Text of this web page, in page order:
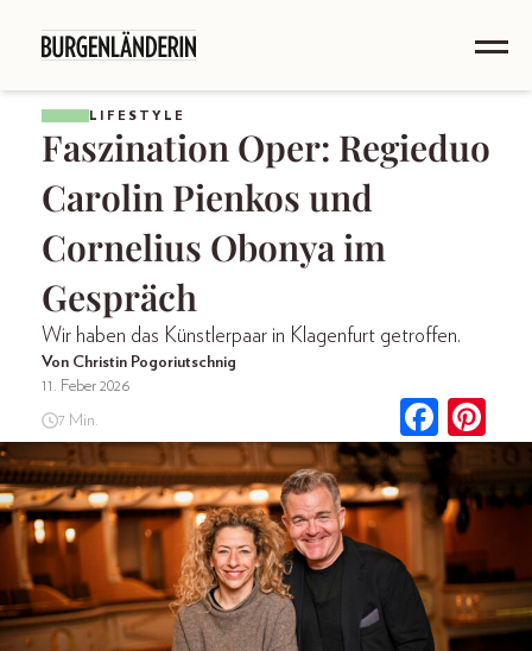
LIFESTYLE
Faszination Oper: Regieduo
Carolin Pienkos und
Cornelius Obonya im
Gespräch
Wir haben das Künstlerpaar in Klagenfurt getroffen.
Von Christin Pogoriutschnig
11. Feber 2026
7 Min.